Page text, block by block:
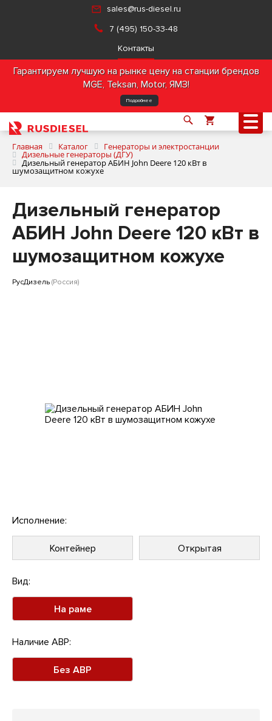
sales@rus-diesel.ru
7 (495) 150-33-48
Контакты
Гарантируем лучшую на рынке цену на станции брендов
MGE, Teksan, Motor, ЯМЗ!
Подробнее
Продукция
Главная Каталог Генераторы и электростанции
Дизельные генераторы (ДГУ)
Дизельный генератор АБИН John Deere 120 кВт в
шумозащитном кожухе
Дизельный генератор
АБИН John Deere 120 кВт в
шумозащитном кожухе
РусДизель (Россия)
Исполнение:
Контейнер Открытая
Вид:
На раме
Наличие АВР:
Без АВР